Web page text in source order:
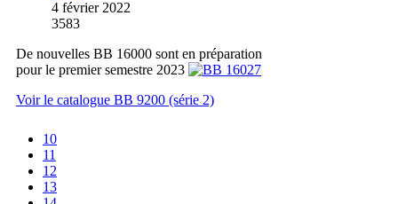
4 février 2022
3583
De nouvelles BB 16000 sont en préparation
pour le premier semestre 2023
Voir le catalogue BB 9200 (série 2)
10
11
12
13